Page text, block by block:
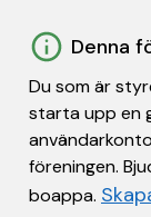
Denna
Du som är
starta upp en
föreningen.
boappa.